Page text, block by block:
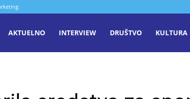
AKTUELNO INTERVIEW DRUŠTVO KULTURA